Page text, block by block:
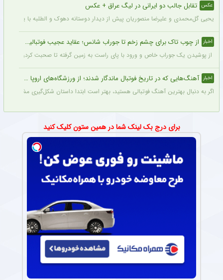
عکس تقابل جالب دو ایرانی در لیگ عراق + عکس
یحیی گل‌محمدی و علیرضا منصوریان پیش از دیدار دوستانه دهوک و الطلبه با یکدیگر
اخبار از چوب تاک برای چشم زخم تا جوراب شانس؛ عقاید عجیب فوتبالیست‌ها!
از پوشیدن یک جوراب خاص و ورود با پای راست به زمین گرفته تا صحبت کردن با
اخبار آهنگ‌هایی که در تاریخ فوتبال ماندگار شدند؛ از ورزشگاه‌های اروپا تا جام جهانی
اگر به دنبال بهترین آهنگ فوتبالی هستید، بهتر است ابتدا داستان شکل‌گیری
برای درج بک لینک شما در همین ستون کلیک کنید